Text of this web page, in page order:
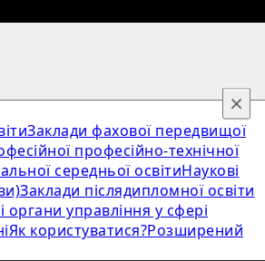
Заклади фахової передвищої
професійно-технічної
середньої освітиНаукові
Заклади післядипломної освіти
органи управління у сфері
Як користуватися?Розширений
×